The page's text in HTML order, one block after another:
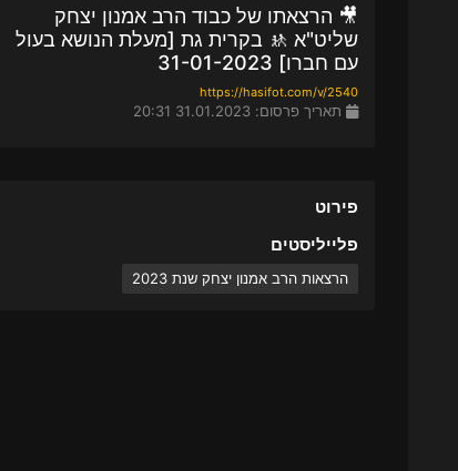
🎥 הרצאתו של כבוד הרב אמנון יצחק
שליט"א 🚸 בקרית גת [מעלת הנושא בעול
עם חברו] 31-01-2023
https://hasifot.com/v/2540
תאריך פרסום: 31.01.2023 20:31
פירוט
פלייליסטים
הרצאות הרב אמנון יצחק שנת 2023